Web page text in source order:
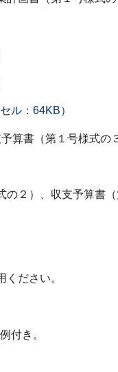
ル：64KB）
算書（第１号様式の
２）、収支予算書
ださい。
付き。